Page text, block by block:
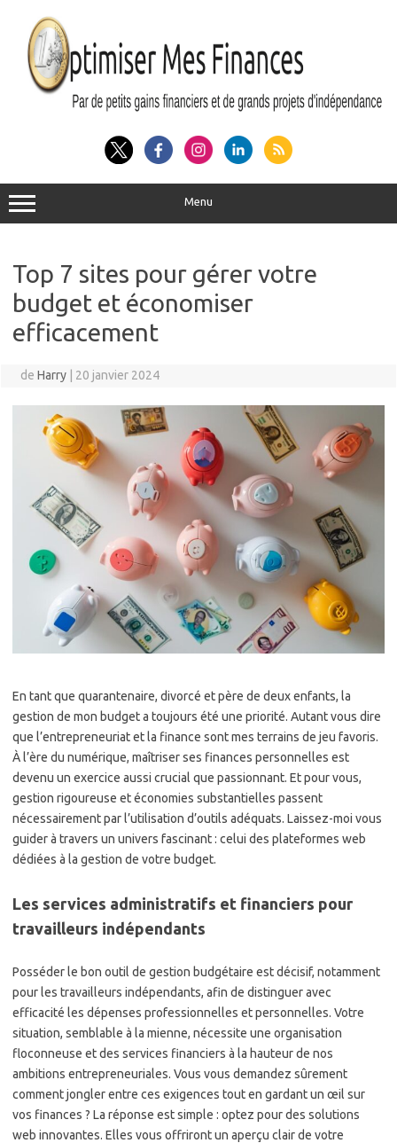
contenu
Menu
Top 7 sites pour gérer votre
budget et économiser
efficacement
de Harry 20 janvier 2024
En tant que quarantenaire, divorcé et père de deux enfants, la
gestion de mon budget a toujours été une priorité. Autant vous dire
que l’entrepreneuriat et la finance sont mes terrains de jeu favoris.
À l’ère du numérique, maîtriser ses finances personnelles est
devenu un exercice aussi crucial que passionnant. Et pour vous,
gestion rigoureuse et économies substantielles passent
nécessairement par l’utilisation d’outils adéquats. Laissez-moi vous
guider à travers un univers fascinant : celui des plateformes web
dédiées à la gestion de votre budget.
Les services administratifs et financiers pour
travailleurs indépendants
Posséder le bon outil de gestion budgétaire est décisif, notamment
pour les travailleurs indépendants, afin de distinguer avec
efficacité les dépenses professionnelles et personnelles. Votre
situation, semblable à la mienne, nécessite une organisation
floconneuse et des services financiers à la hauteur de nos
ambitions entrepreneuriales. Vous vous demandez sûrement
comment jongler entre ces exigences tout en gardant un œil sur
vos finances ? La réponse est simple : optez pour des solutions
web innovantes. Elles vous offriront un aperçu clair de votre